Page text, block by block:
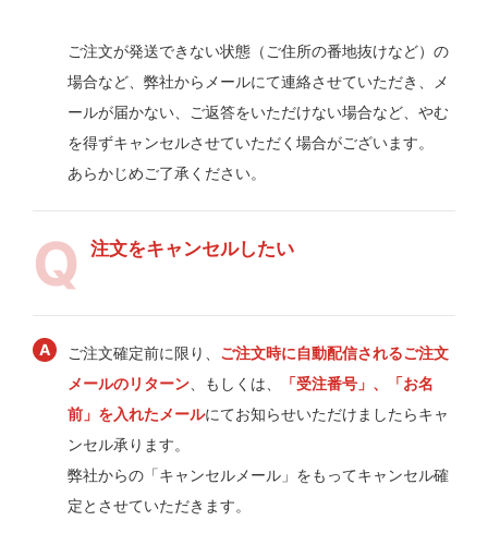
ご注文が発送できない状態（ご住所の番地抜けなど）の
場合など、弊社からメールにて連絡させていただき、メ
ールが届かない、ご返答をいただけない場合など、やむ
を得ずキャンセルさせていただく場合がございます。
あらかじめご了承ください。
注文をキャンセルしたい
ご注文確定前に限り、 ご注文時に自動配信されるご注文
メールのリターン 、もしくは、
「受注番号」、「お名
前」を入れたメールにてお知らせいただけましたらキャ
ンセル承ります。
弊社からの「キャンセルメール」をもってキャンセル確
定とさせていただきます。